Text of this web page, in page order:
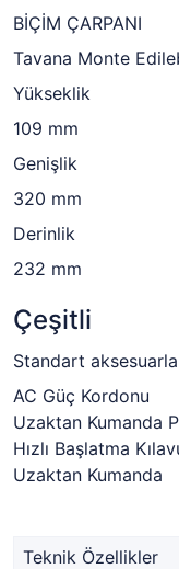
BİÇİM ÇARPANI
Tavana Monte
Yükseklik
109 mm
Genişlik
320 mm
Derinlik
232 mm
Çeşitli
Standart
AC Güç Kordonu
Uzaktan Kumanda
Hızlı Başlatma
Uzaktan Kumanda
Teknik Özellikler